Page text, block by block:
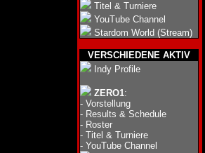
Titel & Turniere
YouTube Channel
Stardom World (Stream)
VERSCHIEDENE AKTIV
Indy Profile
ZERO1:
- Vorstellung
- Results & Schedule
- Roster
- Titel & Turniere
- YouTube Channel